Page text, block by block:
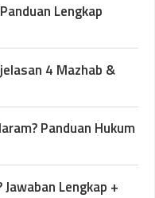
Lengkap
4 Mazhab &
Panduan Hukum
Lengkap +